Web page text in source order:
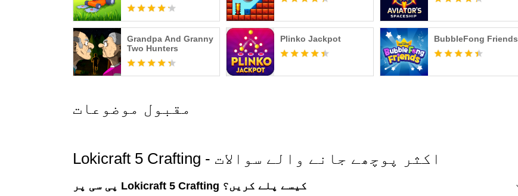
Grandpa And Granny
Two Hunters
Plinko Jackpot BubbleFong Friends
مقبول موضوعات
Lokicraft 5 Crafting - اکثر پوچھے جانے والے سوالات
پی سی پر Lokicraft 5 Crafting کیسے پلے کریں؟